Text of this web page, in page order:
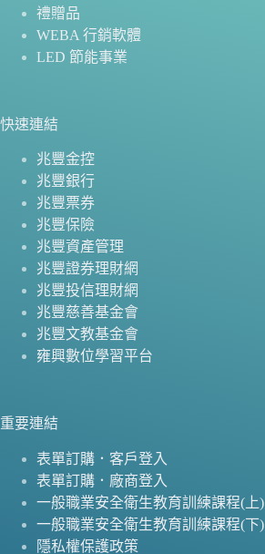
禮贈品
WEBA 行銷軟體
LED 節能事業
快速連結
兆豐金控
兆豐銀行
兆豐票券
兆豐保險
兆豐資產管理
兆豐證券理財網
兆豐投信理財網
兆豐慈善基金會
兆豐文教基金會
雍興數位學習平台
重要連結
表單訂購．客戶登入
表單訂購．廠商登入
一般職業安全衛生教育訓練課程(上)
一般職業安全衛生教育訓練課程(下)
隱私權保護政策